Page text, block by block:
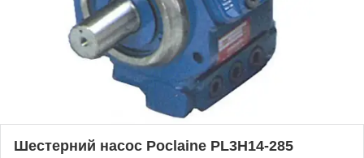
Шестерний насос Poclaine PL3H14-285